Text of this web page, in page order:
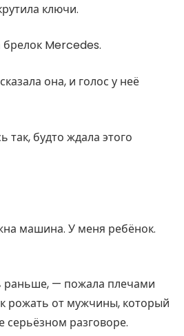
ключи.
брелок Mercedes.
она, и голос у неё
так, будто ждала этого
машина. У меня ребёнок.
— пожала плечами
рожать от мужчины, который
серьёзном разговоре.